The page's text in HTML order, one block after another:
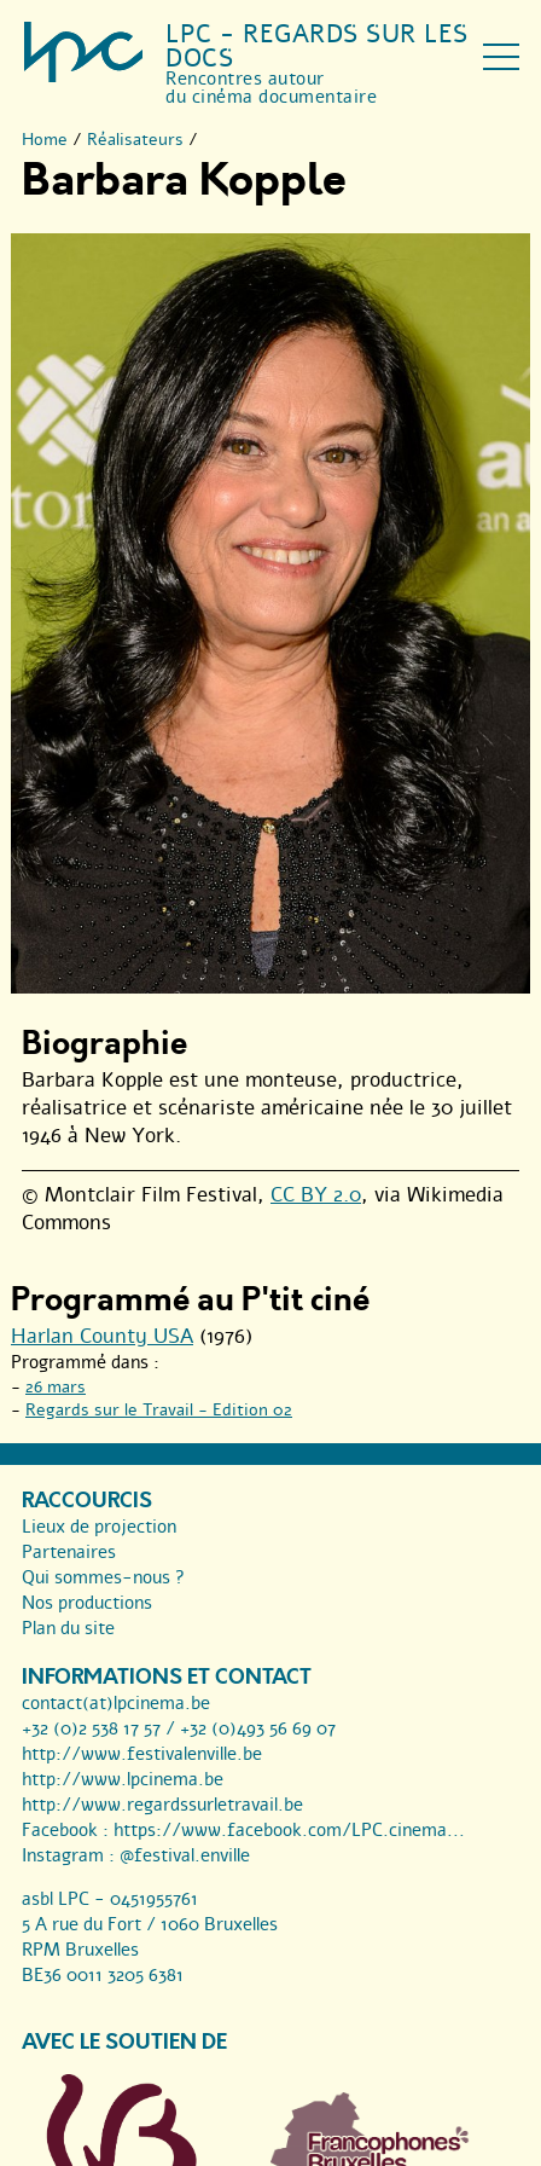
LPC - REGARDS SUR LES
DOCS
Rencontres autour
du cinéma documentaire
Home / Réalisateurs /
Barbara Kopple
Biographie
Barbara Kopple est une monteuse, productrice,
réalisatrice et scénariste américaine née le 30 juillet
1946 à New York.
© Montclair Film Festival, CC BY 2.0, via Wikimedia
Commons
Programmé au P'tit ciné
Harlan County USA (1976)
Programmé dans :
- 26 mars
- Regards sur le Travail - Edition 02
RACCOURCIS
Lieux de projection
Partenaires
Qui sommes-nous ?
Nos productions
Plan du site
INFORMATIONS ET CONTACT
contact(at)lpcinema.be
+32 (0)2 538 17 57 / +32 (0)493 56 69 07
http://www.festivalenville.be
http://www.lpcinema.be
http://www.regardssurletravail.be
Facebook : https://www.facebook.com/LPC.cinema...
Instagram : @festival.enville
asbl LPC - 0451955761
5 A rue du Fort / 1060 Bruxelles
RPM Bruxelles
BE36 0011 3205 6381
AVEC LE SOUTIEN DE